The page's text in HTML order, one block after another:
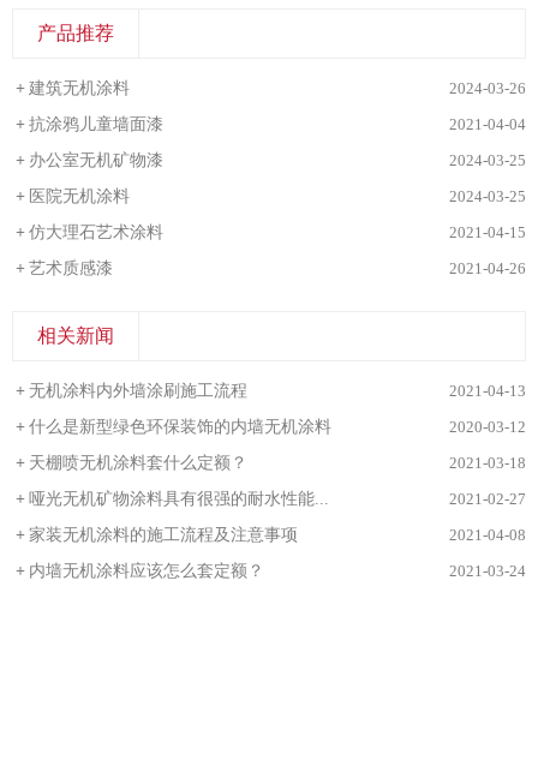
产品推荐
+ 建筑无机涂料
2024-03-26
+ 抗涂鸦儿童墙面漆
2021-04-04
+ 办公室无机矿物漆
2024-03-25
+ 医院无机涂料
2024-03-25
+ 仿大理石艺术涂料
2021-04-15
+ 艺术质感漆 2021-04-26
相关新闻
+ 无机涂料内外墙涂刷施工流程
2021-04-13
+ 什么是新型绿色环保装饰的内墙无机涂料
2020-03-12
+ 天棚喷无机涂料套什么定额？
2021-03-18
+ 哑光无机矿物涂料具有很强的耐水性能...
2021-02-27
+ 家装无机涂料的施工流程及注意事项
2021-04-08
+ 内墙无机涂料应该怎么套定额？ 2021-03-24